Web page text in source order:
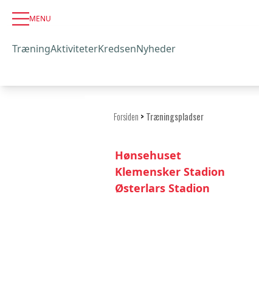
MENU
TræningAktiviteterKredsenNyheder
Forsiden > Træningspladser
Hønsehuset
Klemensker Stadion
Østerlars Stadion